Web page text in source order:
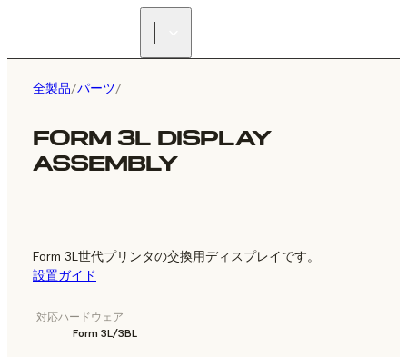
全製品/パーツ/
FORM 3L DISPLAY
ASSEMBLY
Form 3L世代プリンタの交換用ディスプレイです。
設置ガイド
対応ハードウェア
Form 3L/3BL